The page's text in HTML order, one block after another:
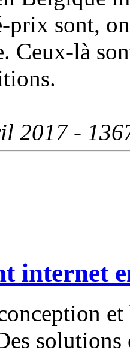
prix sont,
Ceux-là
2017 -
internet